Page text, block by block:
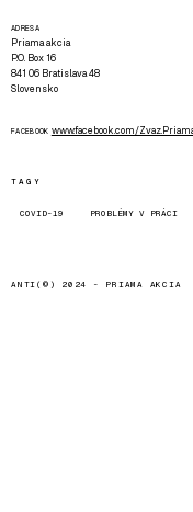
ADRESA
Priama akcia
P.O. Box 16
841 06 Bratislava 48
Slovensko
FACEBOOK www.facebook.com/
TAGY
COVID-19 PROBLÉMY V PRÁCI
ANTI(©) 2024 - PRIAMA AKCIA